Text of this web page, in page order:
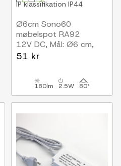
IP klassifikation IP44
Ø6cm Sono60
møbelspot RA92
12V DC, Mål: Ø6 cm,
Påbygning,
51 kr
180lm 2.5W 80°